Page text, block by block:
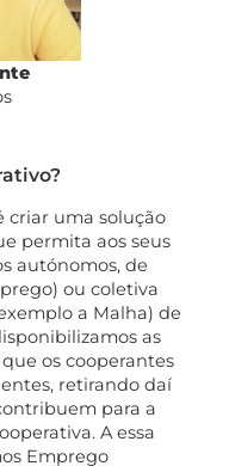
criar uma solução
permita aos seus
autónomos, de
ou coletiva
a Malha) de
as
os cooperantes
retirando daí
para a
A essa
Emprego